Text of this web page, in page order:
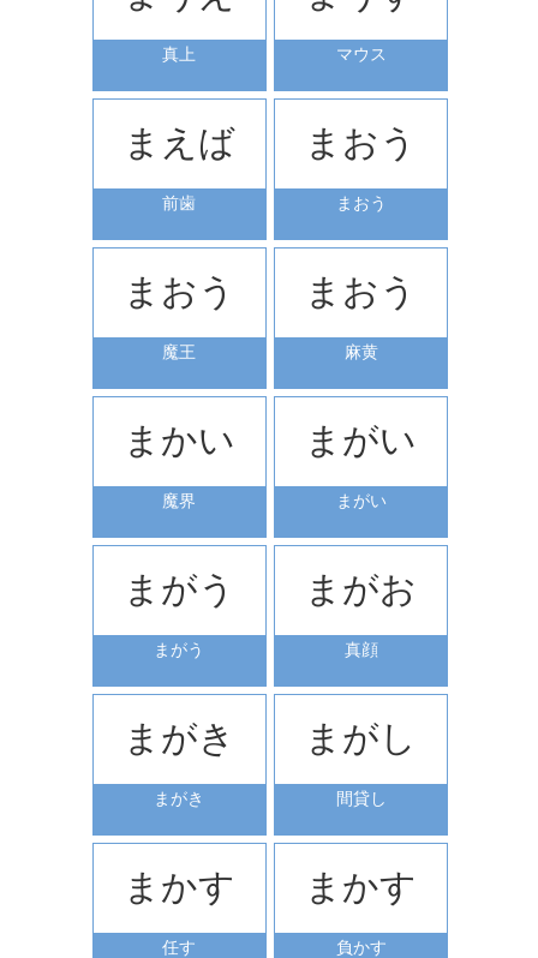
真上 マウス
まえば
前歯
まおう
まおう
まおう
魔王
まおう
麻黄
まかい
魔界
まがい
まがい
まがう
まがう
まがお
真顔
まがき
まがき
まがし
間貸し
まかす
任す
まかす
負かす